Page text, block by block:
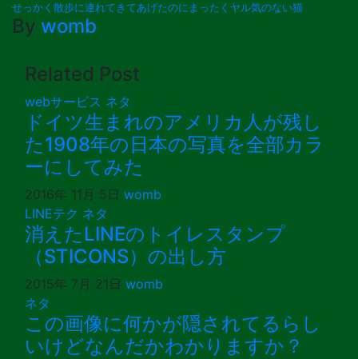
せっかく散歩に連れてきてあげたのにまったくヤル気のない猫
By womb
Related Post
webサービス ネタ
ドイツ生まれのアメリカ人が残し
た1908年の日本の写真を全部カラ
ーにしてみた
2016年 11月 5日 womb
LINEテク ネタ
消えたLINEのトイレスタンプ
（STICONS）の出し方
2015年 7月 21日 womb
ネタ
この画像に何かが隠されてるらし
いけどなんだかわかりますか？